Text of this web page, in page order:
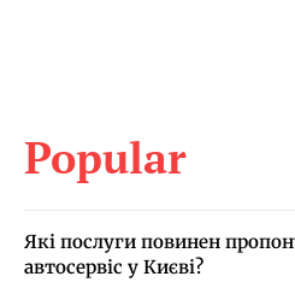
Popular
Які послуги повинен
автосервіс у Києві?